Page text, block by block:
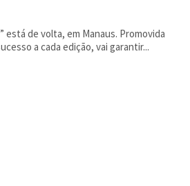
está de volta, em Manaus. Promovida
a cada edição, vai garantir...